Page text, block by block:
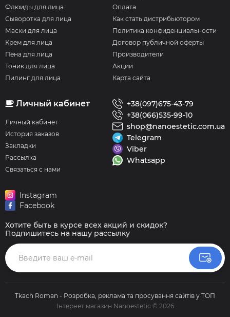
Флюиды для лица
Сыворотка для лица
Маски для лица
Крем для лица
Пена для лица
Тоник для лица
Пилинг для лица
Оплата
Как стать дистрибьютором
Политика конфиденциальности
Договор публичной оферты
Производители
Акции
Карта сайта
Личный кабинет
Личный кабинет
История заказов
Закладки
Рассылка
Связаться с нами
Хотите быть в курсе всех акций и скидок?
Подпишитесь на нашу рассылку
+38(097)675-43-79
+38(066)535-99-10
shop@nanoestetic.com.ua
Telegram
Viber
Whatsapp
Instagram
Facebook
Tkach Roman - Розробка, реклама та просування сайтів у ТОП
Інтернет магазин Nanoestetic © 2026